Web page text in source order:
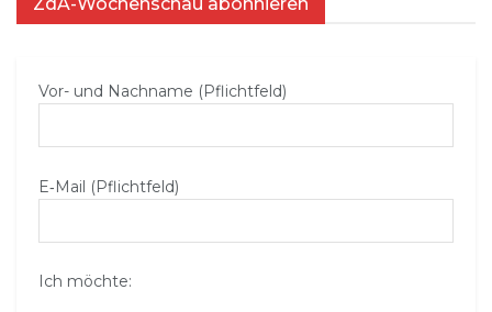
Vor- und Nachname (Pflichtfeld)
E‑Mail (Pflichtfeld)
Ich möchte: